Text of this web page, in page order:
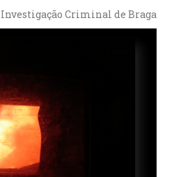
Criminal de Braga